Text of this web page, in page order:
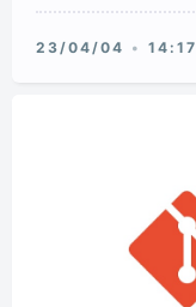
23/04/04 14:17